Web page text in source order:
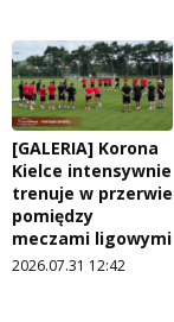
[GALERIA] Korona
Kielce intensywnie
trenuje w przerwie
pomiędzy
meczami ligowymi
2026.07.31 12:42